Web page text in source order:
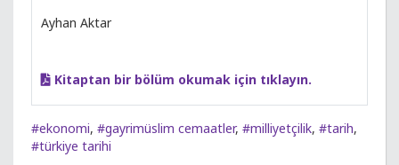
Ayhan Aktar
Kitaptan bir bölüm okumak için tıklayın.
#ekonomi, #gayrimüslim cemaatler, #milliyetçilik, #tarih,
#türkiye tarihi